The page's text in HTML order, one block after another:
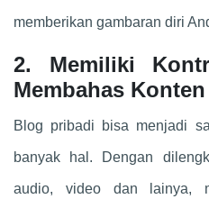
memberikan gambaran diri
2. Memiliki
Membahas
Blog pribadi bisa menjadi
banyak hal. Dengan
audio, video dan lainya,